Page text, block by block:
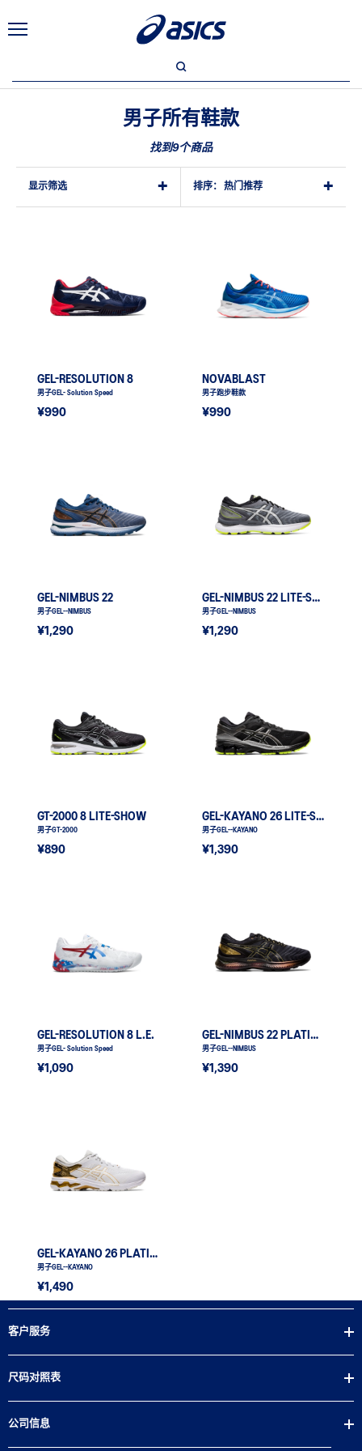
男子所有鞋款
找到9个商品
显示筛选 排序： 热门推荐
GEL-RESOLUTION 8
男子GEL- Solution Speed
¥990
NOVABLAST
男子跑步鞋款
¥990
GEL-NIMBUS 22
男子GEL--NIMBUS
¥1,290
GEL-NIMBUS 22 LITE-SHOW
男子GEL--NIMBUS
¥1,290
GT-2000 8 LITE-SHOW
男子GT-2000
¥890
GEL-KAYANO 26 LITE-SHOW
男子GEL--KAYANO
¥1,390
GEL-RESOLUTION 8 L.E.
男子GEL- Solution Speed
¥1,090
GEL-NIMBUS 22 PLATINUM
男子GEL--NIMBUS
¥1,390
GEL-KAYANO 26 PLATINUM
男子GEL--KAYANO
¥1,490
客户服务
尺码对照表
公司信息